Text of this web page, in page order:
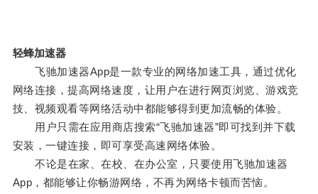
轻蜂加速器
飞驰加速器App是一款专业的网络加速工具，通过优化
网络连接，提高网络速度，让用户在进行网页浏览、游戏竞
技、视频观看等网络活动中都能够得到更加流畅的体验。
用户只需在应用商店搜索“飞驰加速器”即可找到并下载
安装，一键连接，即可享受高速网络体验。
不论是在家、在校、在办公室，只要使用飞驰加速器
App，都能够让你畅游网络，不再为网络卡顿而苦恼。